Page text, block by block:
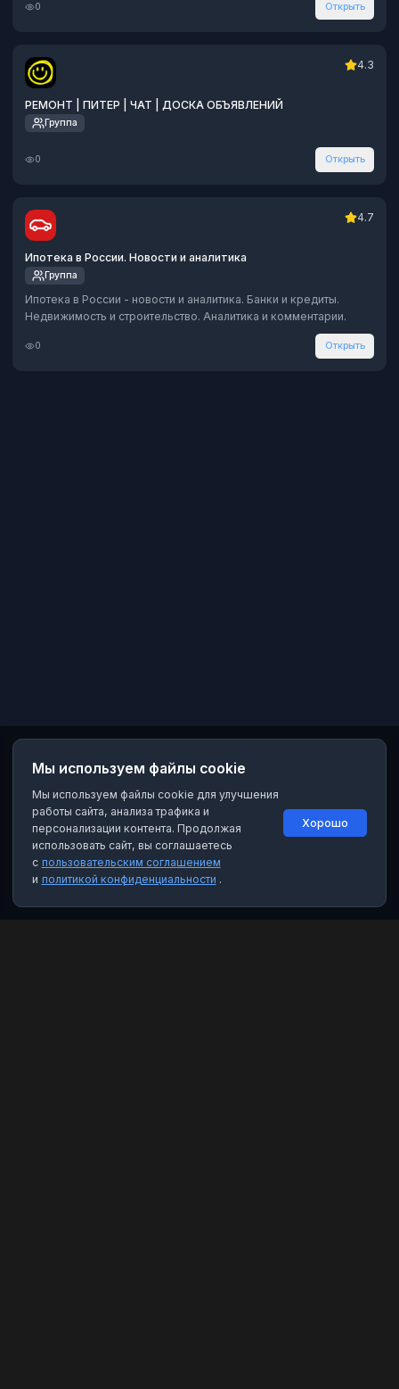
0 Открыть
4.3
РЕМОНТ | ПИТЕР | ЧАТ | ДОСКА ОБЪЯВЛЕНИЙ
Группа
0 Открыть
4.7
Ипотека в России. Новости и аналитика
Группа
Ипотека в России - новости и аналитика. Банки и кредиты.
Недвижимость и строительство. Аналитика и комментарии.
0 Открыть
Мы используем файлы cookie
Мы используем файлы cookie для улучшения
работы сайта, анализа трафика и
персонализации контента. Продолжая
использовать сайт, вы соглашаетесь
с пользовательским соглашением
и политикой конфиденциальности .
Хорошо